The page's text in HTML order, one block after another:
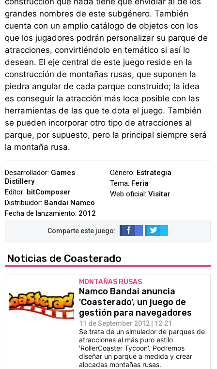
grandes nombres de este subgénero. También
cuenta con un amplio catálogo de objetos con los
que los jugadores podrán personalizar su parque de
atracciones, convirtiéndolo en temático si así lo
desean. El eje central de este juego reside en la
construcción de montañas rusas, que suponen la
piedra angular de cada parque construido; la idea
es conseguir la atracción más loca posible con las
herramientas de las que te dota el juego. También
se pueden incorporar otro tipo de atracciones al
parque, por supuesto, pero la principal siempre será
la montaña rusa.
Desarrollador: Games
Distillery
Editor: bitComposer
Distribuidor: Bandai Namco
Fecha de lanzamiento: 2012
Género: Estrategia
Tema: Feria
Web oficial: Visitar
Noticias de Coasterado
MONTAÑAS RUSAS
Namco Bandai anuncia
'Coasterado', un juego de
gestión para navegadores
11 de September 2012 | 12:21
Se trata de un simulador de parques de
atracciones al más puro estilo
'RollerCoaster Tycoon'. Podremos
diseñar un parque a medida y crear
alocadas montañas rusas.